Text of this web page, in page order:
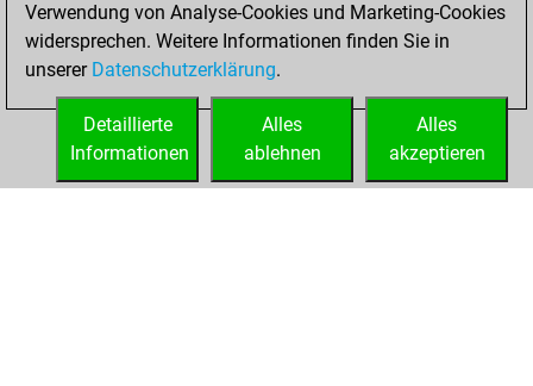
You played 18
blitz games
Play
You scored +4
=0 -14 in blitz
Verwendung von Analyse-Cookies und Marketing-Cookies
widersprechen. Weitere Informationen finden Sie in
unserer Datenschutzerklärung.
Alles
akzeptieren
Alles
ablehnen
Detaillierte
Informationen